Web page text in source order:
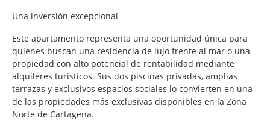
Una inversión excepcional
Este apartamento representa una oportunidad única para
quienes buscan una residencia de lujo frente al mar o una
propiedad con alto potencial de rentabilidad mediante
alquileres turísticos. Sus dos piscinas privadas, amplias
terrazas y exclusivos espacios sociales lo convierten en una
de las propiedades más exclusivas disponibles en la Zona
Norte de Cartagena.